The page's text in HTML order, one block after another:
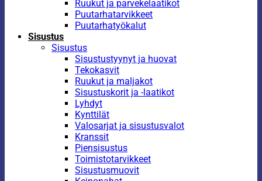
Ruukut ja parvekelaatikot
Puutarhatarvikkeet
Puutarhatyökalut
Sisustus
Sisustus
Sisustustyynyt ja huovat
Tekokasvit
Ruukut ja maljakot
Sisustuskorit ja -laatikot
Lyhdyt
Kynttilät
Valosarjat ja sisustusvalot
Kranssit
Piensisustus
Toimistotarvikkeet
Sisustusmuovit